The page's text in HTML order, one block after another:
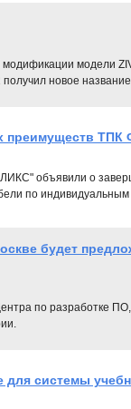
модели
новое
преимуществ ТПК
объявили о
по индивидуальным
будет
по разработке
для системы